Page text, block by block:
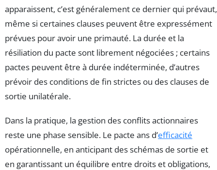
apparaissent, c’est généralement ce dernier qui prévaut,
même si certaines clauses peuvent être expressément
prévues pour avoir une primauté. La durée et la
résiliation du pacte sont librement négociées ; certains
pactes peuvent être à durée indéterminée, d’autres
prévoir des conditions de fin strictes ou des clauses de
sortie unilatérale.
Dans la pratique, la gestion des conflits actionnaires
reste une phase sensible. Le pacte ans d’efficacité
opérationnelle, en anticipant des schémas de sortie et
en garantissant un équilibre entre droits et obligations,